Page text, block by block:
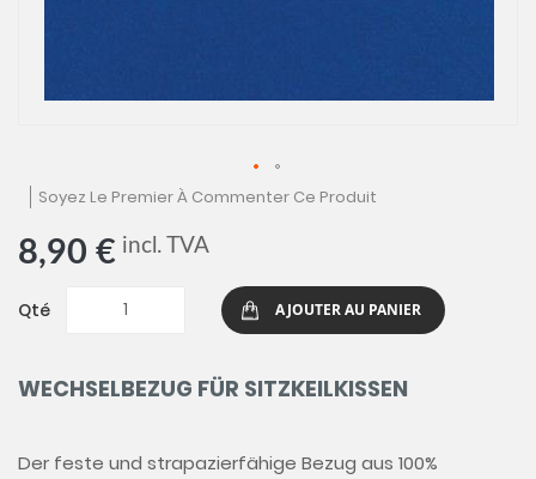
Soyez Le Premier À Commenter Ce Produit
8,90 € incl. TVA
Qté AJOUTER AU PANIER
WECHSELBEZUG FÜR SITZKEILKISSEN
Der feste und strapazierfähige Bezug aus 100%
Skip
to
the
beginning
images